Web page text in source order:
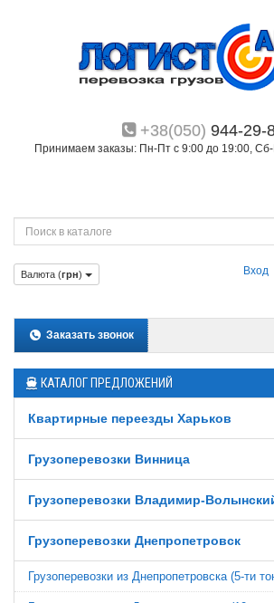
+38(050) 944-29-
Принимаем заказы: Пн-Пт с 9:00 до 19:00,
Вход
Валюта (грн)
Заказать звонок
КАТАЛОГ ПРЕДЛОЖЕНИЙ
Квартирные переезды Харьков
Грузоперевозки Винница
Грузоперевозки Владимир-
Грузоперевозки Днепропетровск
Грузоперевозки из Днепропетровска (5-ти